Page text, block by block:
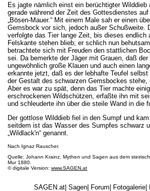
Es jagte nämlich einst ein berüchtigter Wilddieb
gerade während der Zeit des Gottesdienstes
„Bösen-Mauer.“ Mit einem Male sah er einen
Gemsbock vor sich, jedoch außer Schußweite.
verfolgte das Tier lange Zeit, bis dieses endlich
Felskante stehen blieb; er schlich nun
betrachtete sich mit Freuden den stattlichen
sei. Da bemerkte der Jäger mit Grauen, daß der
ungewöhnlich große Klauen und auch einen
erkannte jetzt, daß es der lebhafte Teufel
der Gestalt des schwarzen Gemsbockes stehe,
Aber es war zu spät, denn das Tier machte
erschrockenen Wildschützen, erfaßte ihn mit
und schleuderte ihn über die steile Wand in die
Der gottlose Wilddieb fiel in den Sumpf und
seitdem ist das Wasser des Sumpfes schwarz
„Wildlack'n“ genannt.
Nach Ignaz Rauscher.
Quelle: Johann Krainz, Mythen und Sagen aus dem
Mur 1880.
© digitale Version: www.SAGEN.at
SAGEN.at| Sagen| Forum| Fotogalerie|